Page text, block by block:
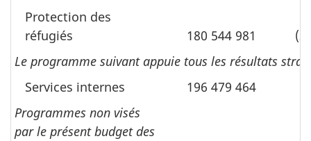
Protection des
réfugiés
180 544 981
Le programme suivant appuie tous les résultats
Services internes
196 479 464
Programmes non visés
par le présent budget des